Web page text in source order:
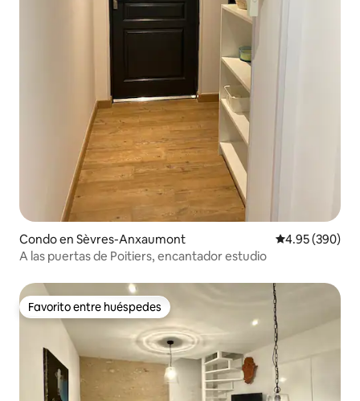
Condo en Sèvres-Anxaumont Calificación
4.95 (390)
A las puertas de Poitiers, encantador estudio
Favorito entre huéspedes
Favorito entre huéspedes